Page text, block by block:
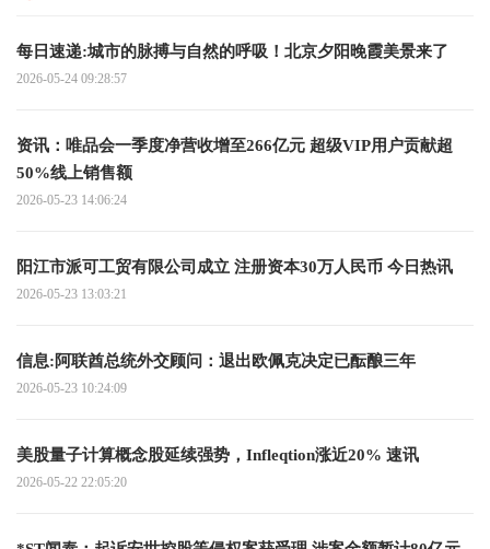
每日速递:城市的脉搏与自然的呼吸！北京夕阳晚霞美景来了
2026-05-24 09:28:57
资讯：唯品会一季度净营收增至266亿元 超级VIP用户贡献超
50%线上销售额
2026-05-23 14:06:24
阳江市派可工贸有限公司成立 注册资本30万人民币 今日热讯
2026-05-23 13:03:21
信息:阿联酋总统外交顾问：退出欧佩克决定已酝酿三年
2026-05-23 10:24:09
美股量子计算概念股延续强势，Infleqtion涨近20% 速讯
2026-05-22 22:05:20